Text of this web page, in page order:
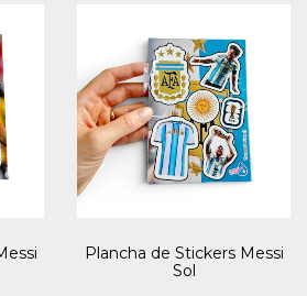
Plancha de Stickers Messi
Sol